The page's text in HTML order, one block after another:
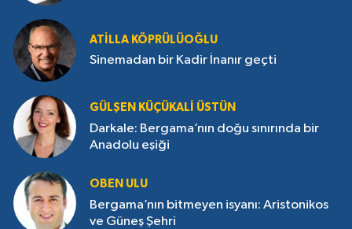
ATILLA KÖPRÜLÜOĞLU
Sinemadan bir Kadir İnanır geçti
GÜLŞEN KÜÇÜKALI ÜSTÜN
Darkale: Bergama’nın doğu sınırında bir
Anadolu eşiği
OBEN ULU
Bergama’nın bitmeyen isyanı: Aristonikos
ve Güneş Şehri